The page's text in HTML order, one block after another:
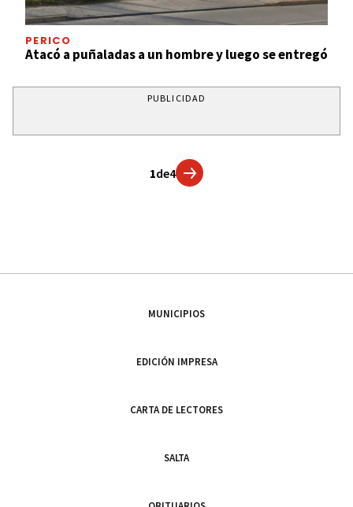
PERICO
Atacó a puñaladas a un hombre y luego se entregó
PUBLICIDAD
1de4
MUNICIPIOS
EDICIÓN IMPRESA
CARTA DE LECTORES
SALTA